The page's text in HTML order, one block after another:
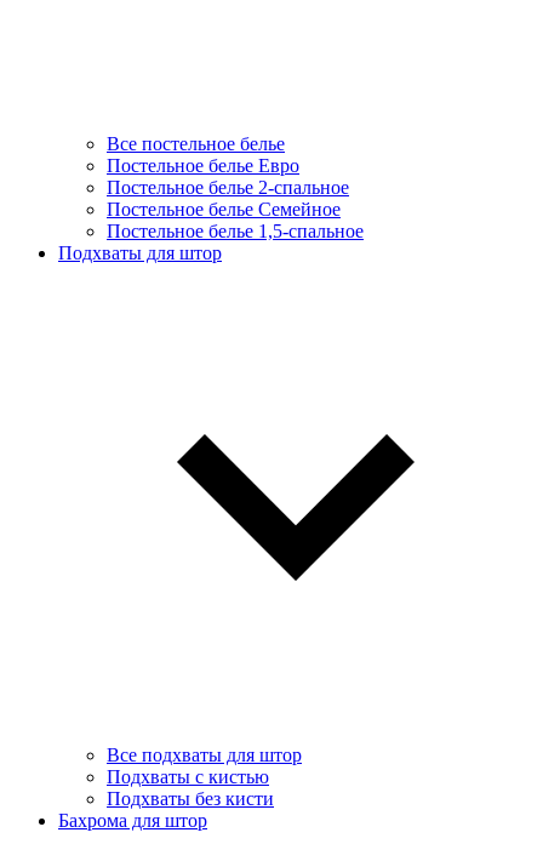
Все постельное белье
Постельное белье Евро
Постельное белье 2-спальное
Постельное белье Семейное
Постельное белье 1,5-спальное
Подхваты для штор
Все подхваты для штор
Подхваты с кистью
Подхваты без кисти
Бахрома для штор